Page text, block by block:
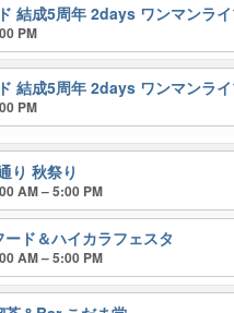
結成5周年 2days ワンマンライ
PM
結成5周年 2days ワンマンライ
PM
り 秋祭り
AM – 5:00 PM
ド＆ハイカラフェスタ
AM – 5:00 PM